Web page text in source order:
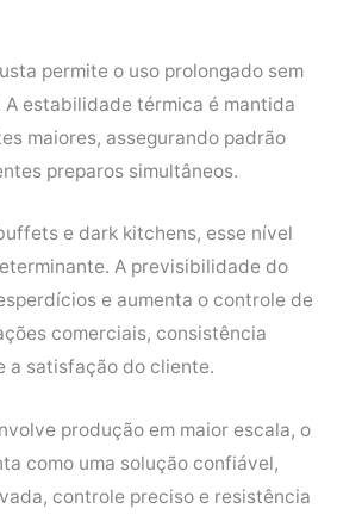
permite o uso prolongado sem
estabilidade térmica é mantida
maiores, assegurando padrão
preparos simultâneos.
e dark kitchens, esse nível
A previsibilidade do
e aumenta o controle de
comerciais, consistência
a satisfação do cliente.
produção em maior escala, o
como uma solução confiável,
controle preciso e resistência